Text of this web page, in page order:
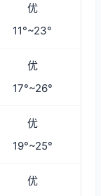
优
11°~23°
优
17°~26°
优
19°~25°
优